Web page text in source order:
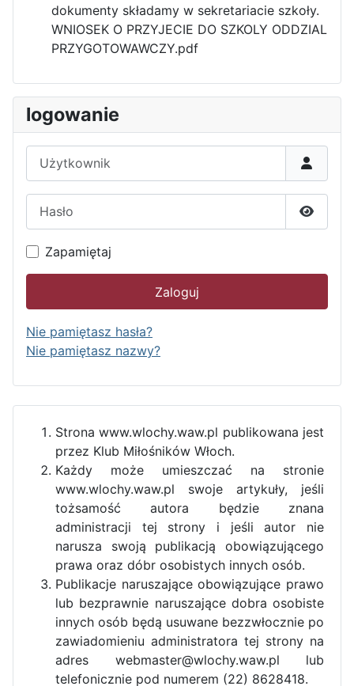
dokumenty składamy w sekretariacie szkoły.
WNIOSEK O PRZYJECIE DO SZKOLY ODDZIAL
PRZYGOTOWAWCZY.pdf
logowanie
Pokaż
Zapamiętaj
Zaloguj
Nie pamiętasz hasła?
Nie pamiętasz nazwy?
Strona www.wlochy.waw.pl publikowana jest
przez Klub Miłośników Włoch.
Każdy może umieszczać na stronie
www.wlochy.waw.pl swoje artykuły, jeśli
tożsamość autora będzie znana
administracji tej strony i jeśli autor nie
narusza swoją publikacją obowiązującego
prawa oraz dóbr osobistych innych osób.
Publikacje naruszające obowiązujące prawo
lub bezprawnie naruszające dobra osobiste
innych osób będą usuwane bezzwłocznie po
zawiadomieniu administratora tej strony na
adres webmaster@wlochy.waw.pl lub
telefonicznie pod numerem (22) 8628418.